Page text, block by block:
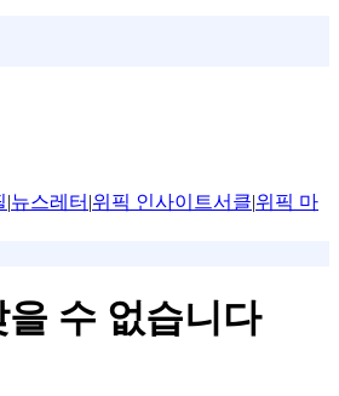
|뉴스레터 |위픽 인사이트서클|위픽 마
수 없습니다